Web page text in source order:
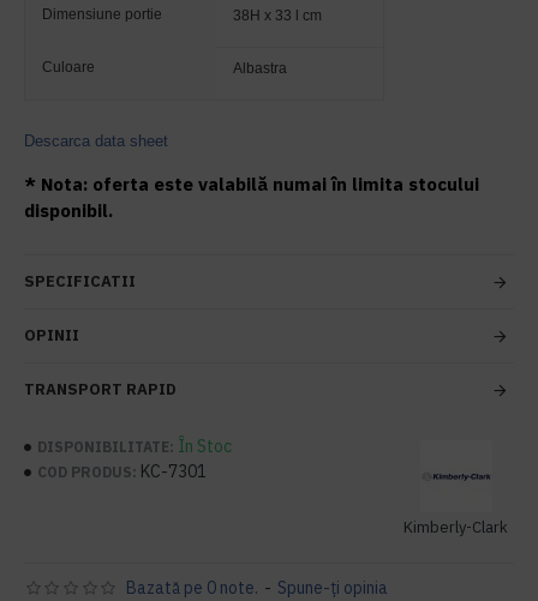
Dimensiune portie 38H x 33 l cm
Culoare Albastra
Descarca data sheet
* Nota: oferta este valabilă numai în limita stocului
disponibil.
SPECIFICATII
OPINII
TRANSPORT RAPID
DISPONIBILITATE: În Stoc
COD PRODUS: KC-7301
Kimberly-Clark
Bazată pe 0 note. - Spune-ţi opinia